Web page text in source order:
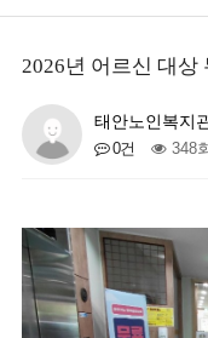
2026년 어르신 대상
태안노인복지
0건 348